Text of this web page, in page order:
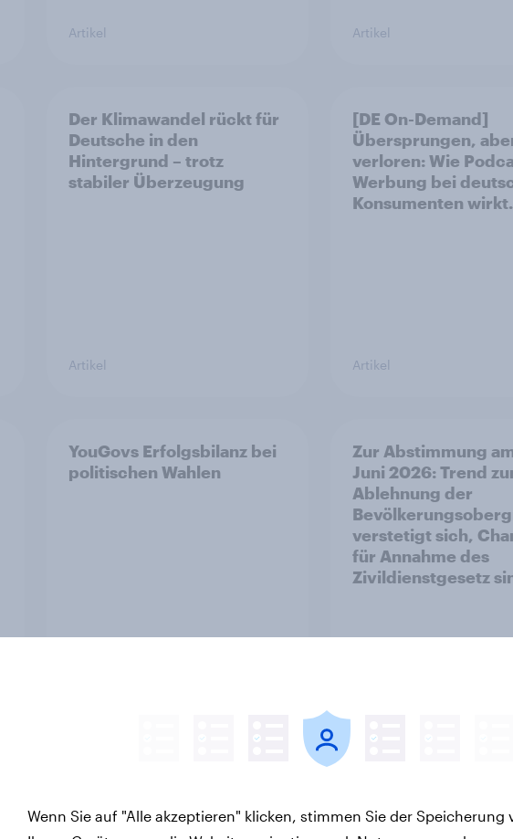
Artikel Artikel
Der Klimawandel rückt für
Deutsche in den
Hintergrund – trotz
stabiler Überzeugung
Artikel
[DE On-Demand]
Übersprungen,
verloren: Wie
Werbung bei
Konsumenten wirkt.
Artikel
YouGovs Erfolgsbilanz bei
politischen Wahlen
Zur Abstimmung
Juni 2026: Trend
Ablehnung der
verstetigt sich,
für Annahme des
Zivildienstgesetz
aus +++ Zustimmung für
Wenn Sie auf "Alle akzeptieren" klicken, stimmen Sie der Speicherung